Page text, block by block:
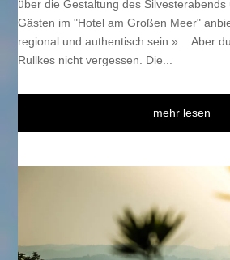
über die Gestaltung des Silvesterabends
Gästen im "Hotel am Großen Meer"
regional und authentisch sein »... Aber
Rullkes nicht vergessen. Die...
mehr lesen